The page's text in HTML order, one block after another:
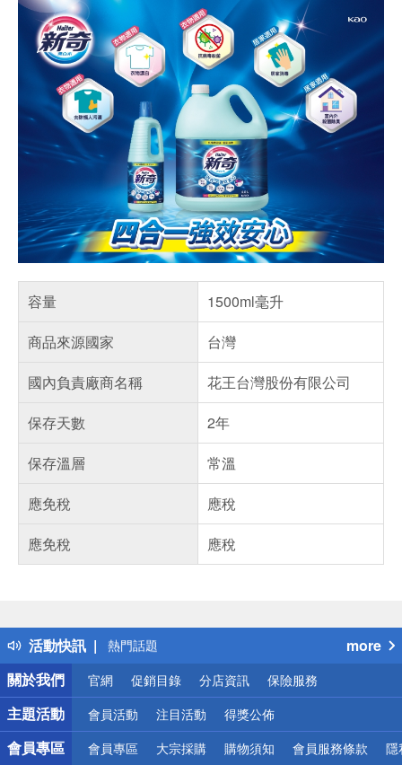
容量
1500ml毫升
商品來源國家
台灣
國內負責廠商名稱
花王台灣股份有限公司
保存天數
2年
保存溫層
常溫
應免稅
應稅
應免稅
應稅
活動快訊
得獎公告
熱門話題
銀行優惠
偏遠地區配送
詐騙網頁！請小心！
more
關於我們
官網 促銷目錄 分店資訊 保險服務
主題活動 會員活動 注目活動 得獎公佈
會員專區 會員專區 大宗採購 購物須知 會員服務條款 隱